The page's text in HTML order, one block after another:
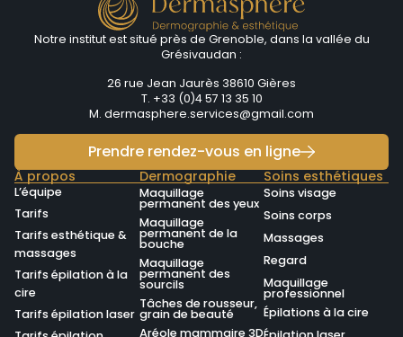
Notre institut est situé près de Grenoble, dans la vallée du
Grésivaudan :
26 rue Jean Jaurès 38610 Gières
T. +33 (0)4 57 13 35 10
M. dermasphere.services@gmail.com
Prendre rendez-vous en ligne
À propos
L’équipe
Tarifs
Tarifs esthétique &
massages
Tarifs épilation à la
cire
Tarifs épilation laser
Dermographie
Maquillage
permanent des yeux
Maquillage
permanent de la
bouche
Maquillage
permanent des
sourcils
Tâches de rousseur,
grain de beauté
Aréole mammaire 3D
Soins esthétiques
Soins visage
Soins corps
Massages
Regard
Maquillage
professionnel
Épilations à la cire